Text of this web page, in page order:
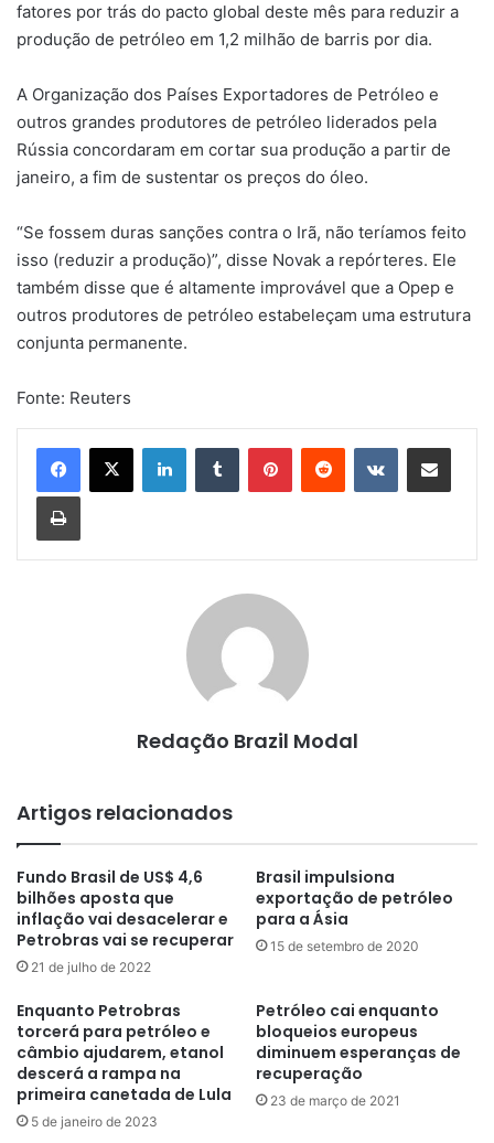
fatores por trás do pacto global deste mês para reduzir a
produção de petróleo em 1,2 milhão de barris por dia.
A Organização dos Países Exportadores de Petróleo e
outros grandes produtores de petróleo liderados pela
Rússia concordaram em cortar sua produção a partir de
janeiro, a fim de sustentar os preços do óleo.
“Se fossem duras sanções contra o Irã, não teríamos feito
isso (reduzir a produção)”, disse Novak a repórteres. Ele
também disse que é altamente improvável que a Opep e
outros produtores de petróleo estabeleçam uma estrutura
conjunta permanente.
Fonte: Reuters
LinkedinTumblr PinterestReddit VK Compartilhar via e-mail
Imprimir
Redação Brazil Modal
Artigos relacionados
Fundo Brasil de US$ 4,6
bilhões aposta que
inflação vai desacelerar e
Petrobras vai se recuperar
21 de julho de 2022
Brasil impulsiona
exportação de petróleo
para a Ásia
15 de setembro de 2020
Enquanto Petrobras
torcerá para petróleo e
câmbio ajudarem, etanol
descerá a rampa na
primeira canetada de Lula
5 de janeiro de 2023
Petróleo cai enquanto
bloqueios europeus
diminuem esperanças de
recuperação
23 de março de 2021